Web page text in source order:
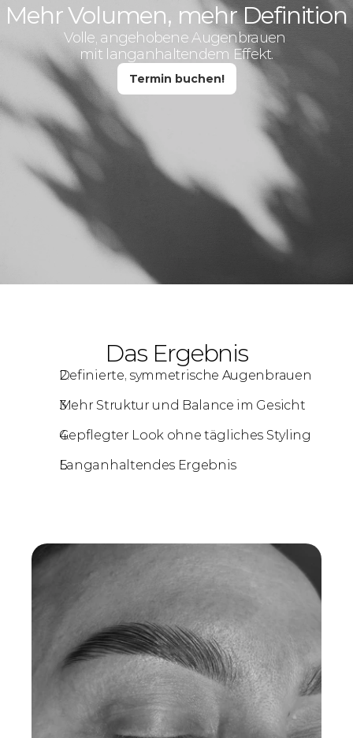
Mehr Volumen, mehr Definition
Volle, angehobene Augenbrauen
mit langanhaltendem Effekt.
Termin buchen!
Das Ergebnis
Definierte, symmetrische Augenbrauen
Mehr Struktur und Balance im Gesicht
Gepflegter Look ohne tägliches Styling
Langanhaltendes Ergebnis